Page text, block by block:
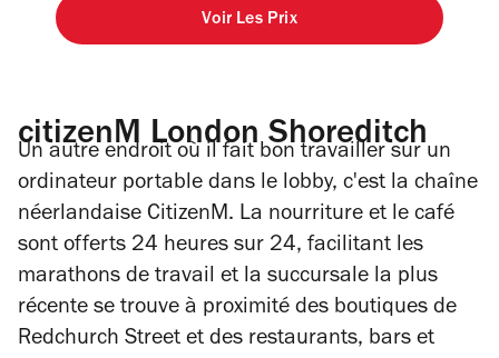
Voir Les Prix
citizenM London Shoreditch
Un autre endroit où il fait bon travailler sur un
ordinateur portable dans le lobby, c'est la chaîne
néerlandaise CitizenM. La nourriture et le café
sont offerts 24 heures sur 24, facilitant les
marathons de travail et la succursale la plus
récente se trouve à proximité des boutiques de
Redchurch Street et des restaurants, bars et